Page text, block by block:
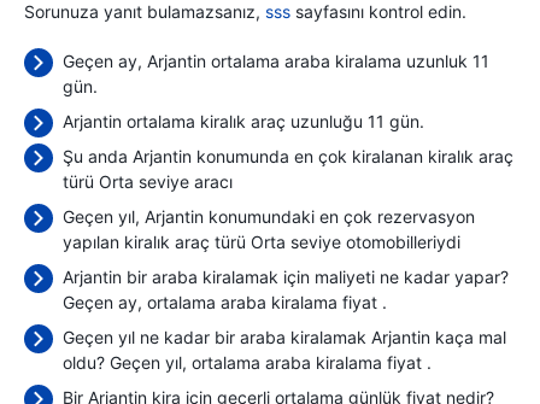
Sorunuza yanıt bulamazsanız, sss sayfasını kontrol edin.
Geçen ay, Arjantin ortalama araba kiralama uzunluk 11
gün.
Arjantin ortalama kiralık araç uzunluğu 11 gün.
Şu anda Arjantin konumunda en çok kiralanan kiralık araç
türü Orta seviye aracı
Geçen yıl, Arjantin konumundaki en çok rezervasyon
yapılan kiralık araç türü Orta seviye otomobilleriydi
Arjantin bir araba kiralamak için maliyeti ne kadar yapar?
Geçen ay, ortalama araba kiralama fiyat .
Geçen yıl ne kadar bir araba kiralamak Arjantin kaça mal
oldu? Geçen yıl, ortalama araba kiralama fiyat .
Bir Arjantin kira için geçerli ortalama günlük fiyat nedir?